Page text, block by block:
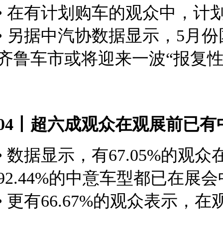
在有计划购车的观众中，计
另据中汽协数据显示，5月
鲁车市或将迎来一波“报复
丨超六成观众在观展前已
数据显示，有67.05%的观
的中意车型都已在展会
更有66.67%的观众表示，